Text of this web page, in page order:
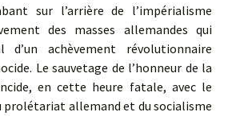
sur l’arrière de l’impérialisme
des masses allemandes qui
achèvement révolutionnaire
Le sauvetage de l’honneur de la
en cette heure fatale, avec le
prolétariat allemand et du socialisme